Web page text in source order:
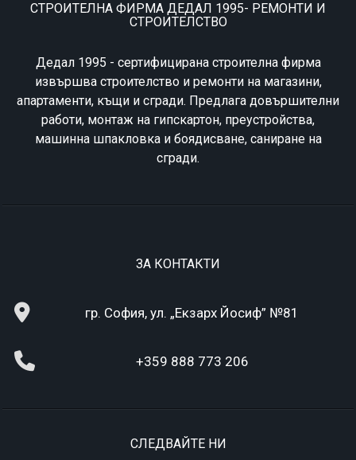
СТРОИТЕЛНА ФИРМА ДЕДАЛ 1995- РЕМОНТИ И
СТРОИТЕЛСТВО
Дедал 1995 - сертифицирана строителна фирма
извършва строителство и ремонти на магазини,
апартаменти, къщи и сгради. Предлага довършителни
работи, монтаж на гипскартон, преустройства,
машинна шпакловка и боядисване, саниране на
сгради.
ЗА КОНТАКТИ
гр. София, ул. „Екзарх Йосиф” №81
+359 888 773 206
СЛЕДВАЙТЕ НИ